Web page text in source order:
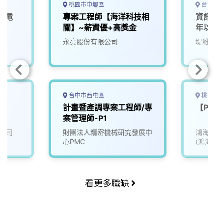
電
司
桃園市中壢區
專案工程師【海洋科技相
關】~薪資優+高獎金
永亮股份有限公司
台中市西屯區
計畫暨產調專案工程師/專
案管理師-P1
財團法人精密機械研究發展中
心PMC
台南
資訊
年以
堤維西
桃園
【
鴻海精
(鴻海)
看更多職缺